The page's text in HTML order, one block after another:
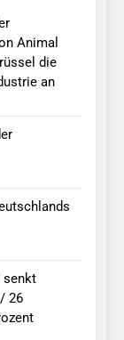
Animal
die
an
senkt
26